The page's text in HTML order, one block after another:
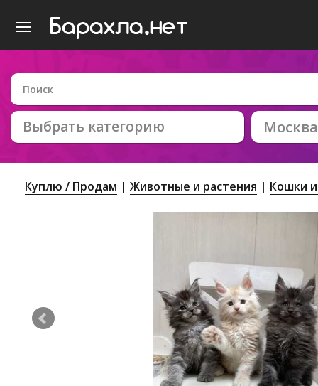
Выбрать категорию Москва
Куплю / Продам Животные и растения Кошки